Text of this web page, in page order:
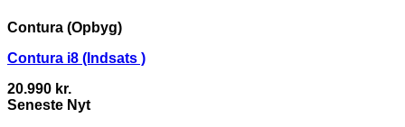
Contura (Opbyg)
Contura i8 (Indsats )
20.990 kr.
Seneste Nyt